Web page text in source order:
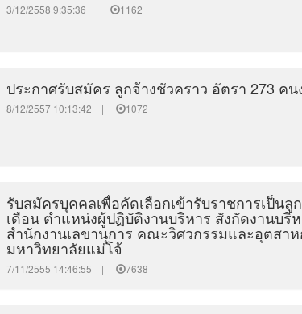
3/12/2558 9:35:36 | 1162
ประกาศรับสมัคร ลูกจ้างชั่วคราว อัตรา 273 คน
8/12/2557 10:13:42 | 1072
รับสมัครบุคคลเพื่อคัดเลือกเข้ารับราชการเป็นลู
เดือน ตำแหน่งผู้ปฏิบัติงานบริหาร สังกัดงานบริ
สำนักงานเลขานุการ คณะวิศวกรรมและอุตสา
มหาวิทยาลัยแม่โจ้
7/11/2555 14:46:55 | 7638